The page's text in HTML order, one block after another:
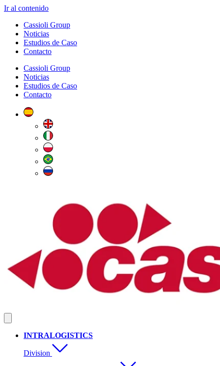
Ir al contenido
Cassioli Group
Noticias
Estudios de Caso
Contacto
Cassioli Group
Noticias
Estudios de Caso
Contacto
INTRALOGISTICS
Division